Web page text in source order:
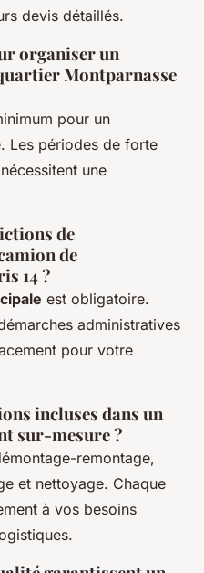
devis détaillés.
organiser un
Montparnasse
pour un
Les périodes de forte
une
de
de
14 ?
est obligatoire.
administratives
pour votre
incluses dans un
sur-mesure ?
remontage,
et nettoyage. Chaque
à vos besoins